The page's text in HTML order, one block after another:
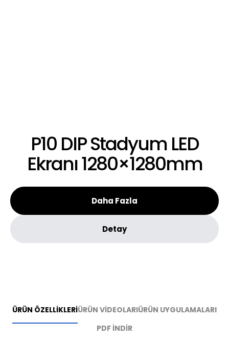
P10 DIP Stadyum LED
Ekranı 1280×1280mm
Daha Fazla
Detay
ÜRÜN ÖZELLİKLERİÜRÜN VİDEOLARIÜRÜN UYGULAMALARI
PDF İNDİR